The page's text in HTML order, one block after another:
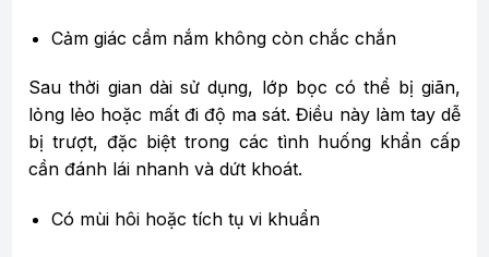
Cảm giác cầm nắm không còn chắc chắn
Sau thời gian dài sử dụng, lớp bọc có thể bị giãn,
lỏng lẻo hoặc mất đi độ ma sát. Điều này làm tay dễ
bị trượt, đặc biệt trong các tình huống khẩn cấp
cần đánh lái nhanh và dứt khoát.
Có mùi hôi hoặc tích tụ vi khuẩn